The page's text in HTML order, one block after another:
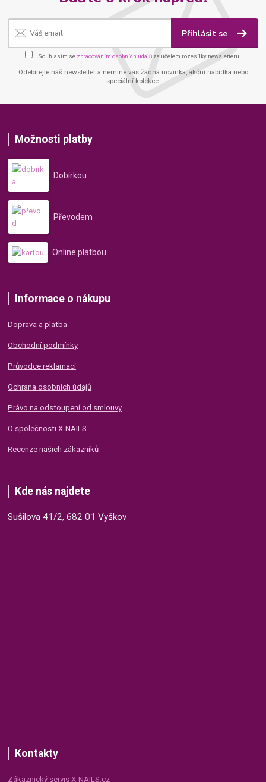
Přihlásit se
Souhlasím se zpracováním osobních údajů za účelem rozesílky newsletteru.
Odebírejte náš newsletter a nemine vás žádná novinka, akční nabídka nebo
speciální kolekce.
Možnosti platby
Dobírkou
Převodem
Online platbou
Informace o nákupu
Doprava a platba
Obchodní podmínky
Průvodce reklamací
Ochrana osobních údajů
Právo na odstoupení od smlouvy
O společnosti X-NAILS
Recenze našich zákazníků
Kde nás najdete
Sušilova 41/2, 682 01 Vyškov
Kontakty
Zákaznický servis X-NAILS.cz